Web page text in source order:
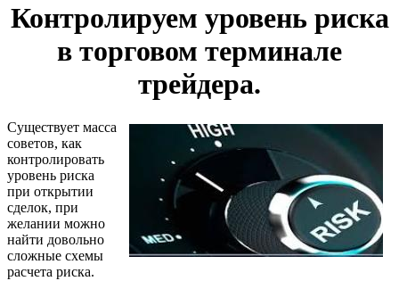
Контролируем уровень риска
в торговом терминале
трейдера.
Существует масса
советов, как
контролировать
уровень риска
при открытии
сделок, при
желании можно
найти довольно
сложные схемы
расчета риска.